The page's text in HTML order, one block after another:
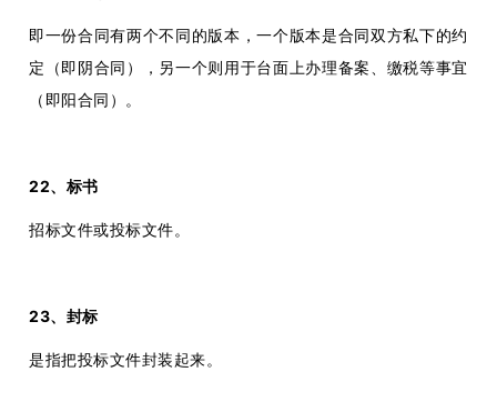
即一份合同有两个不同的版本，一个版本是合同双方私下的约
定（即阴合同），另一个则用于台面上办理备案、缴税等事宜
（即阳合同）。
22、标书
招标文件或投标文件。
23、封标
是指把投标文件封装起来。